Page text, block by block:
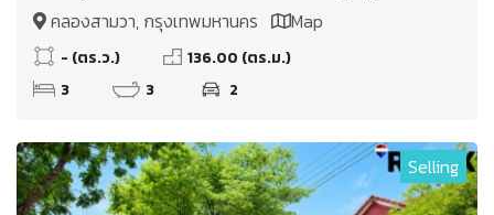
และ เชื่อมต่อถนนวงแหวนกาญจนาภิเษก - ทางด่วน
จตุโชติ
คลองสามวา, กรุงเทพมหานคร Map
- (ตร.ว.)
136.00 (ตร.ม.)
3
3 2
Selling